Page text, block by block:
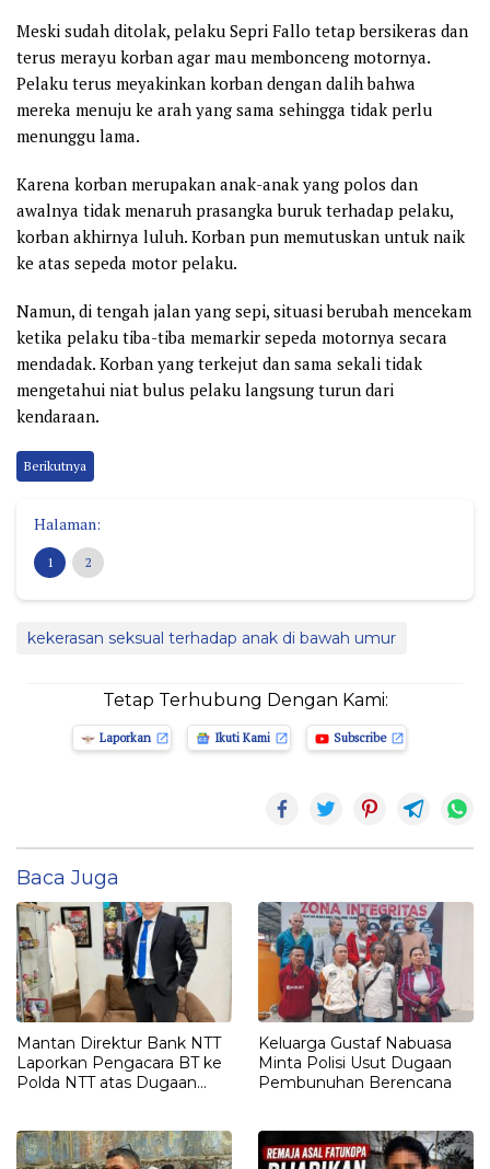
Meski sudah ditolak, pelaku Sepri Fallo tetap bersikeras dan
terus merayu korban agar mau membonceng motornya.
Pelaku terus meyakinkan korban dengan dalih bahwa
mereka menuju ke arah yang sama sehingga tidak perlu
menunggu lama.
Karena korban merupakan anak-anak yang polos dan
awalnya tidak menaruh prasangka buruk terhadap pelaku,
korban akhirnya luluh. Korban pun memutuskan untuk naik
ke atas sepeda motor pelaku.
Namun, di tengah jalan yang sepi, situasi berubah mencekam
ketika pelaku tiba-tiba memarkir sepeda motornya secara
mendadak. Korban yang terkejut dan sama sekali tidak
mengetahui niat bulus pelaku langsung turun dari
kendaraan.
Berikutnya
Halaman:
1 2
kekerasan seksual terhadap anak di bawah umur
Tetap Terhubung Dengan Kami:
Laporkan Ikuti Kami Subscribe
Baca Juga
Mantan Direktur Bank NTT
Laporkan Pengacara BT ke
Polda NTT atas Dugaan
Keluarga Gustaf Nabuasa
Minta Polisi Usut Dugaan
Pembunuhan Berencana